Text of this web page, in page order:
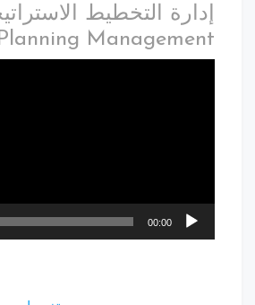
إدارة التخطيط
Management
00:00